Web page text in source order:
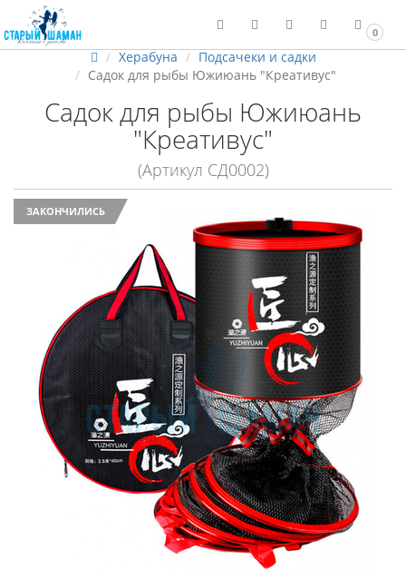
0
Херабуна
Подсачеки и садки
Садок для рыбы Южиюань "Креативус"
Садок для рыбы Южиюань
"Креативус"
(Артикул СД0002)
ЗАКОНЧИЛИСЬ